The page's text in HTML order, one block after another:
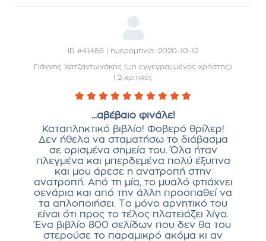
ID #41486 | ημερομηνία: 2020-10-12
Γιάννης Χατζαντωνάκης (μη εγγεγραμμένος χρήστης)
2 κριτικές
...αβέβαιο φινάλε!
Καταπληκτικό βιβλίο! Φοβερό θρίλερ!
Δεν ήθελα να σταματήσω το διάβασμα
σε ορισμένα σημεία του. Όλα ήταν
πλεγμένα και μπερδεμένα πολύ έξυπνα
και μου άρεσε η ανατροπή στην
ανατροπή. Από τη μία, το μυαλό φτιάχνει
σενάρια και από την άλλη προσπαθεί να
τα απλοποιήσει. Το μόνο αρνητικό του
είναι ότι προς το τέλος πλατειάζει λίγο.
Ένα βιβλίο 800 σελίδων που δεν θα του
στερούσε το παραμικρό ακόμα κι αν